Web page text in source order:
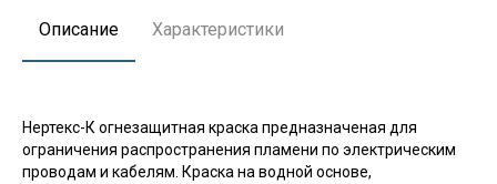
Описание Характеристики
Нертекс-К огнезащитная краска предназначеная для
ограничения распространения пламени по электрическим
проводам и кабелям. Краска на водной основе,